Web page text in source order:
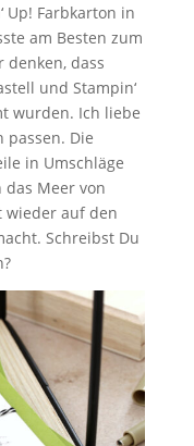
Up! Farbkarton in
am Besten zum
denken, dass
und Stampin‘
wurden. Ich liebe
passen. Die
in Umschläge
Meer von
wieder auf den
Schreibst Du